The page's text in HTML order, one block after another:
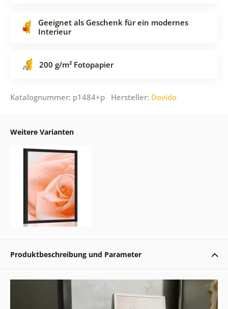
Geeignet als Geschenk für ein modernes
Interieur
200 g/m² Fotopapier
Katalognummer: p1484+p Hersteller: Dovido
Weitere Varianten
Produktbeschreibung und Parameter